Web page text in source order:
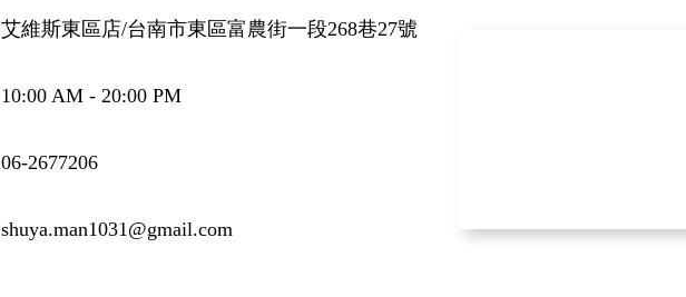
艾維斯東區店/台南市東區富農街一段268巷27號
10:00 AM - 20:00 PM
06-2677206
shuya.man1031@gmail.com